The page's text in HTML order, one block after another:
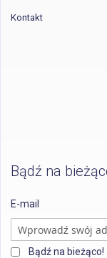
Kontakt
Bądź na
E-mail
Bądź na